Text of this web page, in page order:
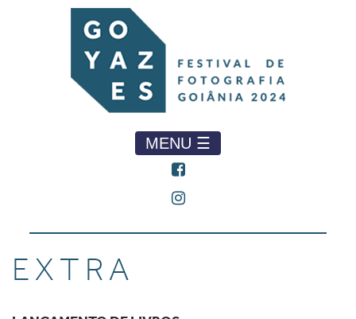
MENU ☰
EXTRA